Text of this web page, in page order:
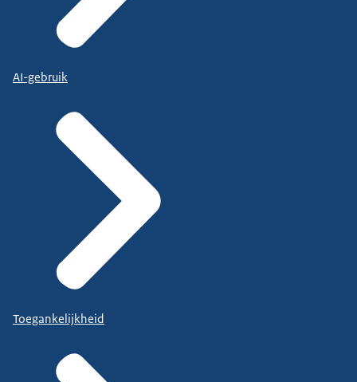
AI-gebruik
Toegankelijkheid